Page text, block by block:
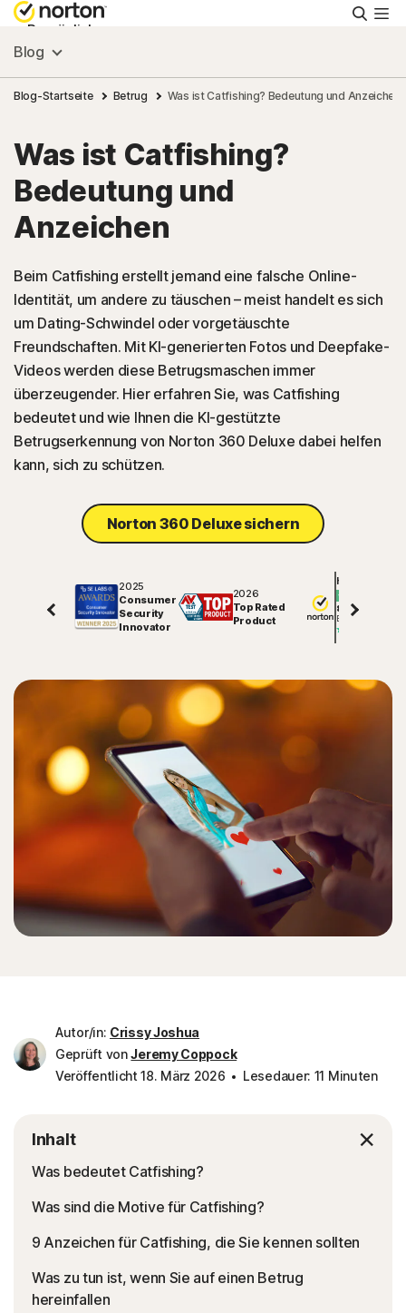
Persönlich
Small Business
Ressourcen
Support
Deutschland
Blog
Blog-Startseite Betrug Was ist Catfishing? Bedeutung und Anzeichen
Was ist Catfishing?
Bedeutung und
Anzeichen
Beim Catfishing erstellt jemand eine falsche Online-
Identität, um andere zu täuschen – meist handelt es sich
um Dating-Schwindel oder vorgetäuschte
Freundschaften. Mit KI-generierten Fotos und Deepfake-
Videos werden diese Betrugsmaschen immer
überzeugender. Hier erfahren Sie, was Catfishing
bedeutet und wie Ihnen die KI-gestützte
Betrugserkennung von Norton 360 Deluxe dabei helfen
kann, sich zu schützen.
Norton 360 Deluxe sichern
2025
Consumer
Security
Innovator
2026
Top Rated
Product
Hervorragend
82029
Bewertungen auf
Autor/in: Crissy Joshua
Geprüft vonJeremy Coppock
Veröffentlicht 18. März 2026
Lesedauer: 11 Minuten
Inhalt
Was bedeutet Catfishing?
Was sind die Motive für Catfishing?
9 Anzeichen für Catfishing, die Sie kennen sollten
Was zu tun ist, wenn Sie auf einen Betrug
hereinfallen